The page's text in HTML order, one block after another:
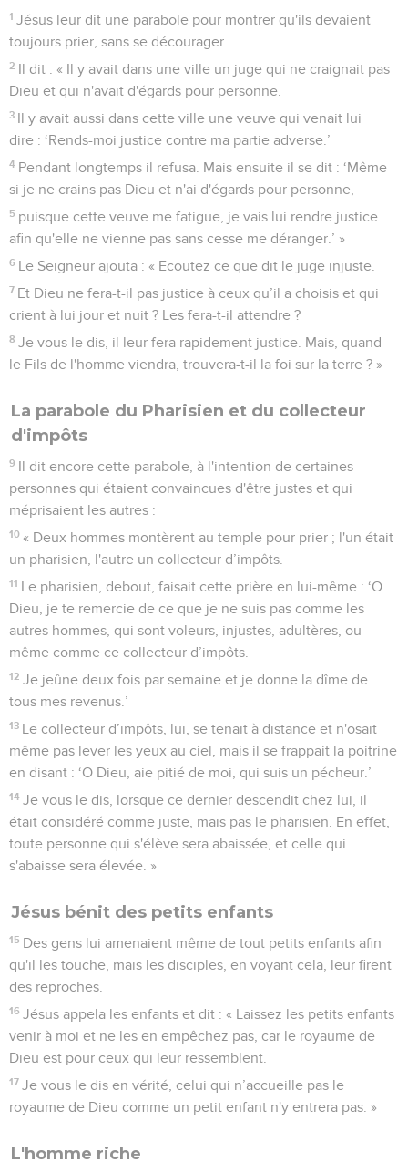
1 Jésus leur dit une parabole pour montrer qu'ils devaient
toujours prier, sans se décourager.
2 Il dit : « Il y avait dans une ville un juge qui ne craignait pas
Dieu et qui n'avait d'égards pour personne.
3 Il y avait aussi dans cette ville une veuve qui venait lui
dire : ‘Rends-moi justice contre ma partie adverse.’
4 Pendant longtemps il refusa. Mais ensuite il se dit : ‘Même
si je ne crains pas Dieu et n'ai d'égards pour personne,
5 puisque cette veuve me fatigue, je vais lui rendre justice
afin qu'elle ne vienne pas sans cesse me déranger.’ »
6 Le Seigneur ajouta : « Ecoutez ce que dit le juge injuste.
7 Et Dieu ne fera-t-il pas justice à ceux qu’il a choisis et qui
crient à lui jour et nuit ? Les fera-t-il attendre ?
8 Je vous le dis, il leur fera rapidement justice. Mais, quand
le Fils de l'homme viendra, trouvera-t-il la foi sur la terre ? »
La parabole du Pharisien et du collecteur
d'impôts
9 Il dit encore cette parabole, à l'intention de certaines
personnes qui étaient convaincues d'être justes et qui
méprisaient les autres :
10 « Deux hommes montèrent au temple pour prier ; l'un était
un pharisien, l'autre un collecteur d’impôts.
11 Le pharisien, debout, faisait cette prière en lui-même : ‘O
Dieu, je te remercie de ce que je ne suis pas comme les
autres hommes, qui sont voleurs, injustes, adultères, ou
même comme ce collecteur d’impôts.
12 Je jeûne deux fois par semaine et je donne la dîme de
tous mes revenus.’
13 Le collecteur d’impôts, lui, se tenait à distance et n'osait
même pas lever les yeux au ciel, mais il se frappait la poitrine
en disant : ‘O Dieu, aie pitié de moi, qui suis un pécheur.’
14 Je vous le dis, lorsque ce dernier descendit chez lui, il
était considéré comme juste, mais pas le pharisien. En effet,
toute personne qui s'élève sera abaissée, et celle qui
s'abaisse sera élevée. »
Jésus bénit des petits enfants
15 Des gens lui amenaient même de tout petits enfants afin
qu'il les touche, mais les disciples, en voyant cela, leur firent
des reproches.
16 Jésus appela les enfants et dit : « Laissez les petits enfants
venir à moi et ne les en empêchez pas, car le royaume de
Dieu est pour ceux qui leur ressemblent.
17 Je vous le dis en vérité, celui qui n’accueille pas le
royaume de Dieu comme un petit enfant n'y entrera pas. »
L'homme riche